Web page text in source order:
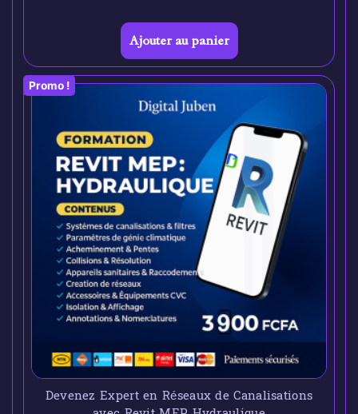
Ajouter au panier
Promo !
Devenez Expert en Réseaux de Canalisations